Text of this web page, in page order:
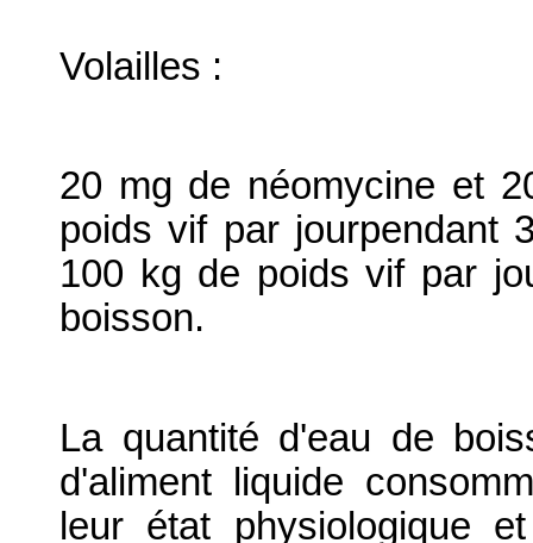
Volailles :
20 mg de néomycine et
poids vif par jourpendant
100 kg de poids vif par
boisson.
La quantité d'eau de
d'aliment liquide
leur état physiologique